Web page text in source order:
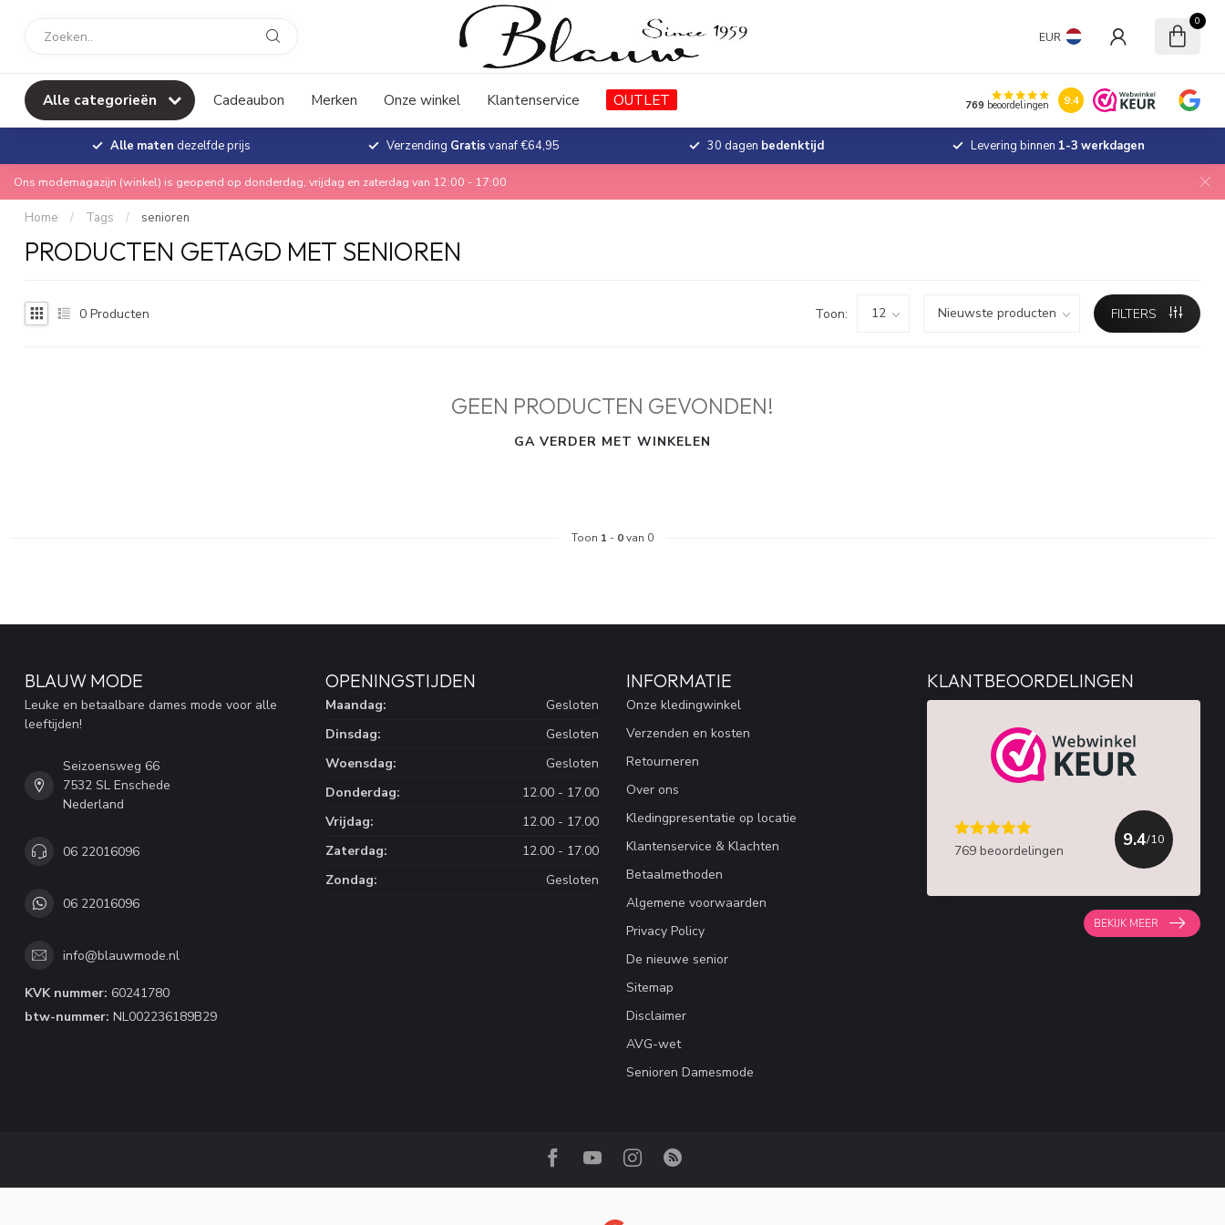
EUR
0
Alle categorieën Cadeaubon Merken Onze winkel Klantenservice OUTLET 769 beoordelingen 9.4
Alle maten dezelfde prijs Verzending Gratis vanaf €64,95 30 dagen bedenktijd Levering binnen 1-3 werkdagen
Ons modemagazijn (winkel) is geopend op donderdag, vrijdag en zaterdag van 12:00 - 17:00
Home / Tags / senioren
PRODUCTEN GETAGD MET SENIOREN
0 Producten Toon: FILTERS
GEEN PRODUCTEN GEVONDEN!
GA VERDER MET WINKELEN
Toon 1 - 0van 0
BLAUW MODE
Leuke en betaalbare dames mode voor alle
leeftijden!
Seizoensweg 66
7532 SL Enschede
Nederland
06 22016096
06 22016096
info@blauwmode.nl
KVK nummer: 60241780
btw-nummer: NL002236189B29
OPENINGSTIJDEN
Maandag:
Gesloten
Dinsdag:
Gesloten
Woensdag:
Gesloten
Donderdag:
12.00 - 17.00
Vrijdag:
12.00 - 17.00
Zaterdag:
12.00 - 17.00
Zondag:
Gesloten
INFORMATIE
Onze kledingwinkel
Verzenden en kosten
Retourneren
Over ons
Kledingpresentatie op locatie
Klantenservice & Klachten
Betaalmethoden
Algemene voorwaarden
Privacy Policy
De nieuwe senior
Sitemap
Disclaimer
AVG-wet
Senioren Damesmode
KLANTBEOORDELINGEN
769 beoordelingen
9.4/10
BEKIJK MEER